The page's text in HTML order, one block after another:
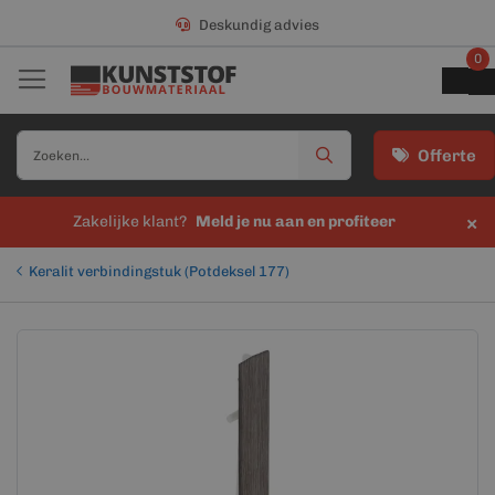
Deskundig advies
Offerte
0
Zakelijke klant? Meld je nu aan en profiteer ×
Keralit verbindingstuk (Potdeksel 177)